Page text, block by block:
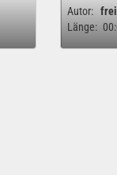
brandend
Autor:
Länge: